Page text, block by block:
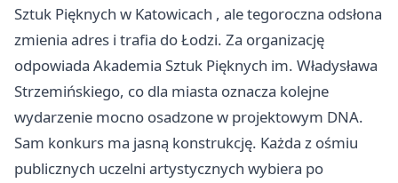
Sztuk Pięknych w Katowicach , ale tegoroczna odsłona
zmienia adres i trafia do Łodzi. Za organizację
odpowiada Akademia Sztuk Pięknych im. Władysława
Strzemińskiego, co dla miasta oznacza kolejne
wydarzenie mocno osadzone w projektowym DNA.
Sam konkurs ma jasną konstrukcję. Każda z ośmiu
publicznych uczelni artystycznych wybiera po